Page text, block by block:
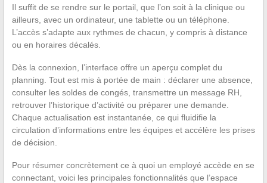
Il suffit de se rendre sur le portail, que l’on soit à la clinique ou
ailleurs, avec un ordinateur, une tablette ou un téléphone.
L’accès s’adapte aux rythmes de chacun, y compris à distance
ou en horaires décalés.
Dès la connexion, l’interface offre un aperçu complet du
planning. Tout est mis à portée de main : déclarer une absence,
consulter les soldes de congés, transmettre un message RH,
retrouver l’historique d’activité ou préparer une demande.
Chaque actualisation est instantanée, ce qui fluidifie la
circulation d’informations entre les équipes et accélère les prises
de décision.
Pour résumer concrètement ce à quoi un employé accède en se
connectant, voici les principales fonctionnalités que l’espace